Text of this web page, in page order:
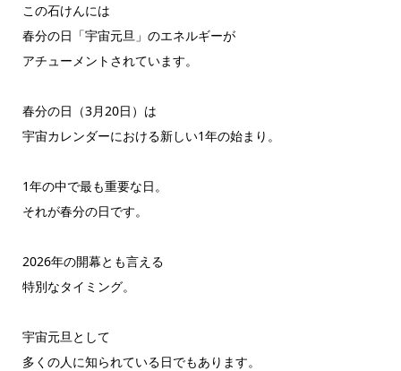
この石けんには
春分の日「宇宙元旦」のエネルギーが
アチューメントされています。
春分の日（3月20日）は
宇宙カレンダーにおける新しい1年の始まり。
1年の中で最も重要な日。
それが春分の日です。
2026年の開幕とも言える
特別なタイミング。
宇宙元旦として
多くの人に知られている日でもあります。